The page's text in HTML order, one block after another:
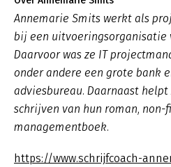
Annemarie Smits werkt als
bij een uitvoeringsorganisatie
Daarvoor was ze IT
onder andere een grote bank
adviesbureau. Daarnaast
schrijven van hun roman, non-
managementboek.
https://www.schrijfcoach-